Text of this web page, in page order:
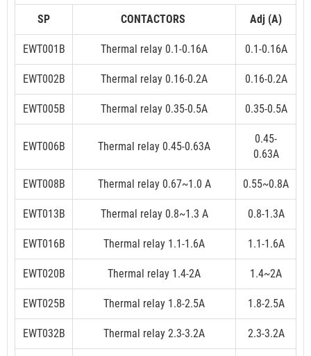
SP CONTACTORS Adj (A)
EWT001B Thermal relay 0.1-0.16A 0.1-0.16A
EWT002B Thermal relay 0.16-0.2A 0.16-0.2A
EWT005B Thermal relay 0.35-0.5A 0.35-0.5A
EWT006B Thermal relay 0.45-0.63A
0.45-
0.63A
EWT008B Thermal relay 0.67~1.0 A 0.55~0.8A
EWT013B Thermal relay 0.8~1.3 A 0.8-1.3A
EWT016B Thermal relay 1.1-1.6A 1.1-1.6A
EWT020B Thermal relay 1.4-2A 1.4~2A
EWT025B Thermal relay 1.8-2.5A 1.8-2.5A
EWT032B Thermal relay 2.3-3.2A 2.3-3.2A